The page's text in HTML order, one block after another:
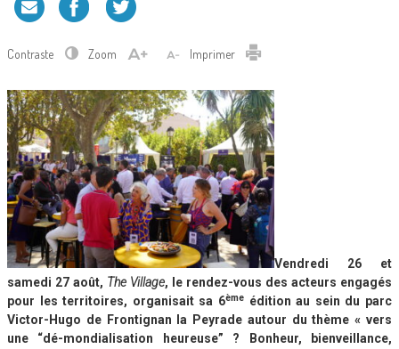
Contraste Zoom Imprimer
Vendredi 26 et
samedi 27 août, The Village, le rendez-vous des acteurs engagés
pour les territoires, organisait sa 6ème édition au sein du parc
Victor-Hugo de Frontignan la Peyrade autour du thème « vers
une “dé-mondialisation heureuse” ? Bonheur, bienveillance,